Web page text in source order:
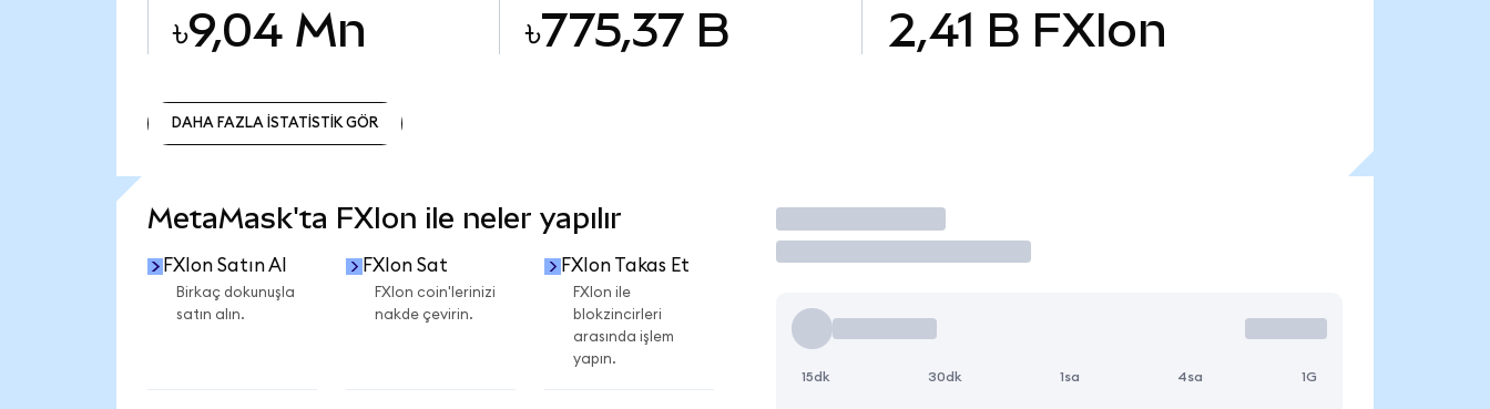
৳9,04 Mn ৳775,37 B 2,41 B FXIon
DAHA FAZLA İSTATİSTİK GÖR
MetaMask'ta FXIon ile neler yapılır
FXIon Satın Al
Birkaç dokunuşla
satın alın.
FXIon Sat
FXIon coin'lerinizi
nakde çevirin.
FXIon Takas Et
FXIon ile
blokzincirleri
arasında işlem
yapın.
İşlem Yap
15dk 30dk 1sa 4sa 1G